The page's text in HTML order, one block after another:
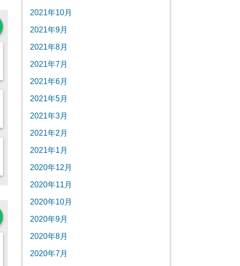
2021年10月
2021年9月
2021年8月
2021年7月
2021年6月
2021年5月
2021年3月
2021年2月
2021年1月
2020年12月
2020年11月
2020年10月
2020年9月
2020年8月
2020年7月